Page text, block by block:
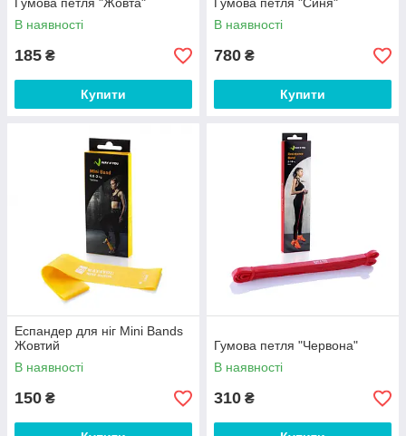
В наявності
185 ₴
Купити
В наявності
780 ₴
Купити
Еспандер для ніг Mini Bands
Жовтий
В наявності
150 ₴
Гумова петля "Червона"
В наявності
310 ₴